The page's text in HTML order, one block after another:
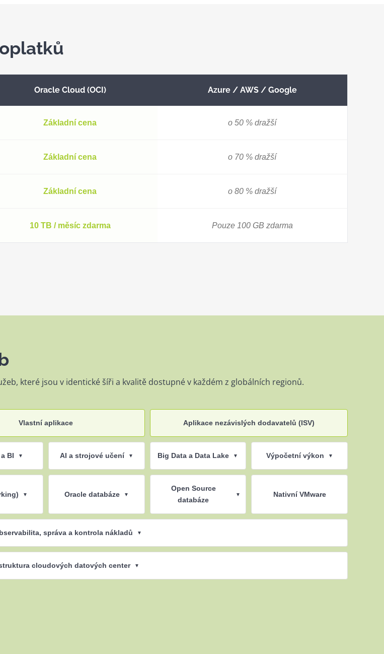
Oracle Cloud (OCI) Azure / AWS / Google
Základní cena o 50 % dražší
Základní cena o 70 % dražší
Základní cena o 80 % dražší
10 TB / měsíc zdarma Pouze 100 GB zdarma
které jsou v identické šíři a kvalitě dostupné v každém z globálních regionů.
Vlastní aplikace Aplikace nezávislých dodavatelů (ISV)
BI ▼ AI a strojové učení ▼ Big Data a Data Lake ▼ Výpočetní výkon ▼
▼ Oracle databáze ▼
Open Source
databáze
▼ Nativní VMware
správa a kontrola nákladů ▼
cloudových datových center ▼